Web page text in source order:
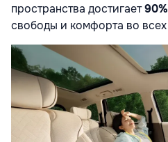
пространства достигает90%
свободы и комфорта во всех